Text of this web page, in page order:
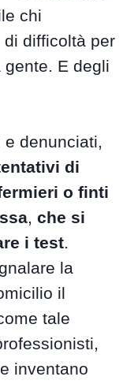
chi
difficoltà per
E degli
denunciati,
di
o finti
,che si
i test.
la
il
tale
inventano